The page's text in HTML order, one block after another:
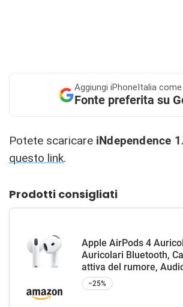
Aggiungi iPhoneItalia come
Fonte preferita su
Potete scaricare iNdependence
questo link.
Prodotti consigliati
Apple AirPods 4
Auricolari Bluetooth,
attiva del rumore,
−25%